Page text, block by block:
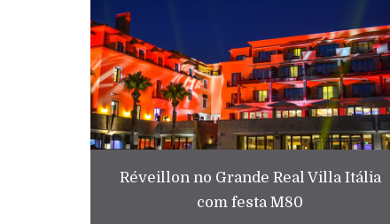
Réveillon no Grande Real Villa Itália
com festa M80